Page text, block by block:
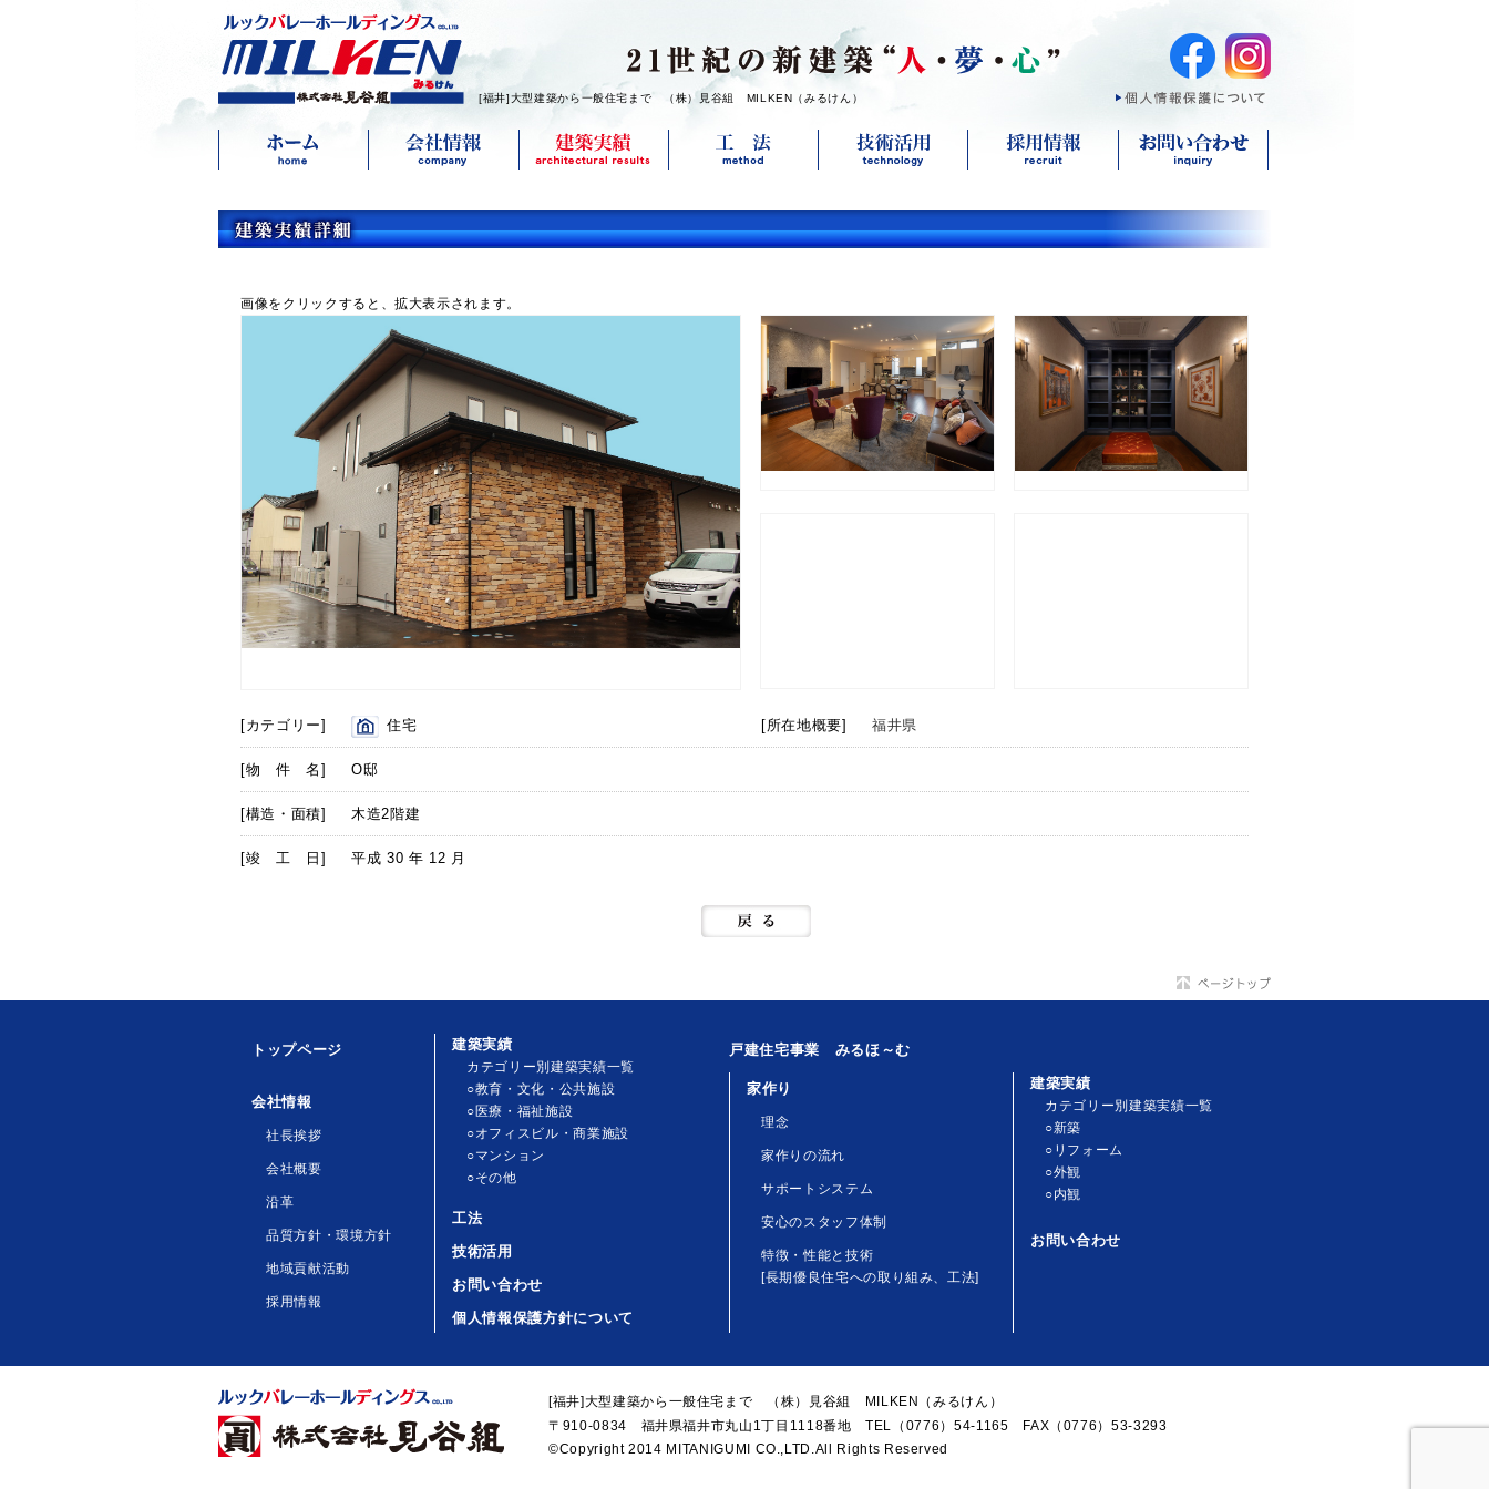
[福井]大型建築から一般住宅まで （株）見谷組 MILKEN（みるけん）
画像をクリックすると、拡大表示されます。
[カテゴリー] 住宅 [所在地概要] 福井県
[物 件 名] O邸
[構造・面積] 木造2階建
[竣 工 日] 平成 30 年 12 月
トップページ
会社情報
社長挨拶
会社概要
沿革
品質方針・環境方針
地域貢献活動
採用情報
建築実績
カテゴリー別建築実績一覧
○教育・文化・公共施設
○医療・福祉施設
○オフィスビル・商業施設
○マンション
○その他
工法
技術活用
お問い合わせ
個人情報保護方針について
戸建住宅事業 みるほ～む
家作り
理念
家作りの流れ
サポートシステム
安心のスタッフ体制
特徴・性能と技術
[長期優良住宅への取り組み、工法]
建築実績
カテゴリー別建築実績一覧
○新築
○リフォーム
○外観
○内観
お問い合わせ
[福井]大型建築から一般住宅まで （株）見谷組 MILKEN（みるけん）
〒910-0834 福井県福井市丸山1丁目1118番地 TEL（0776）54-1165 FAX（0776）53-3293
©Copyright 2014 MITANIGUMI CO.,LTD.All Rights Reserved